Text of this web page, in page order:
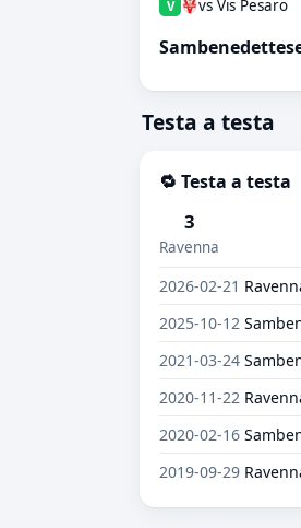
V vs Vis Pesaro
Testa a testa
🔁 Testa a testa
3
Ravenna
2026-02-21
2025-10-12
2021-03-24
2020-11-22
2020-02-16
2019-09-29